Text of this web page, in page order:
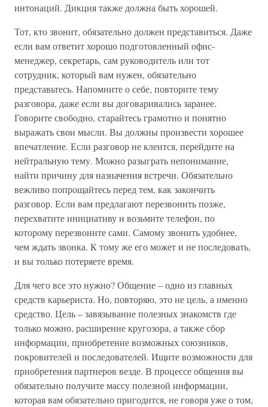
интонаций. Дикция также должна быть хорошей.
Тот, кто звонит, обязательно должен представиться. Даже
если вам ответит хорошо подготовленный офис-
менеджер, секретарь, сам руководитель или тот
сотрудник, который вам нужен, обязательно
представьтесь. Напомните о себе, повторите тему
разговора, даже если вы договаривались заранее.
Говорите свободно, старайтесь грамотно и понятно
выражать свои мысли. Вы должны произвести хорошее
впечатление. Если разговор не клеится, перейдите на
нейтральную тему. Можно разыграть непонимание,
найти причину для назначения встречи. Обязательно
вежливо попрощайтесь перед тем, как закончить
разговор. Если вам предлагают перезвонить позже,
перехватите инициативу и возьмите телефон, по
которому перезвоните сами. Самому звонить удобнее,
чем ждать звонка. К тому же его может и не последовать,
и вы только потеряете время.
Для чего все это нужно? Общение – одно из главных
средств карьериста. Но, повторяю, это не цель, а именно
средство. Цель – завязывание полезных знакомств где
только можно, расширение кругозора, а также сбор
информации, приобретение возможных союзников,
покровителей и последователей. Ищите возможности для
приобретения партнеров везде. В процессе общения вы
обязательно получите массу полезной информации,
которая вам обязательно пригодится, не говоря уже о том,